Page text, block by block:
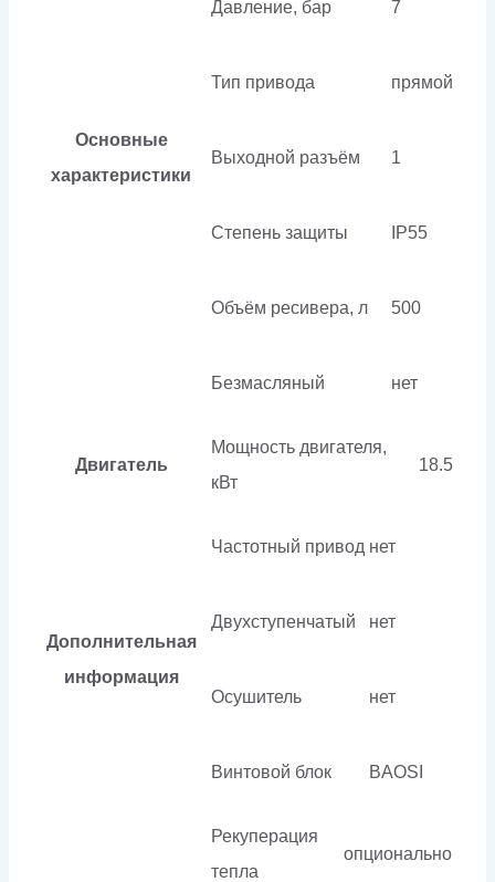
Основные
характеристики
Давление, бар 7
Тип привода прямой
Выходной разъём 1
Степень защиты IP55
Объём ресивера, л 500
Безмасляный нет
Двигатель
Мощность двигателя,
кВт
18.5
Дополнительная
информация
Частотный привод нет
Двухступенчатый нет
Осушитель нет
Винтовой блок BAOSI
Рекуперация
тепла
опционально